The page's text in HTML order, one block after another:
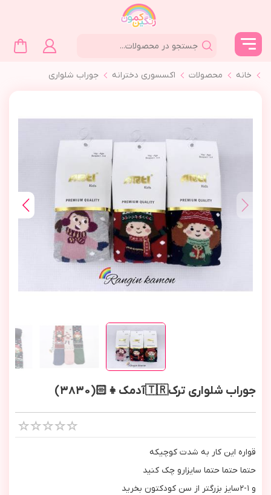
خانه محصولات اکسسوری دخترانه جوراب شلواری
جوراب شلواری ترک🇹🇷آدمک👧🏻(3830)
قواره اين كار به شدت كوچيكه
حتما حتما حتما سايزارو چك كنيد
و ١-٢سايز بزرگتر از سن كودكتون بخريد